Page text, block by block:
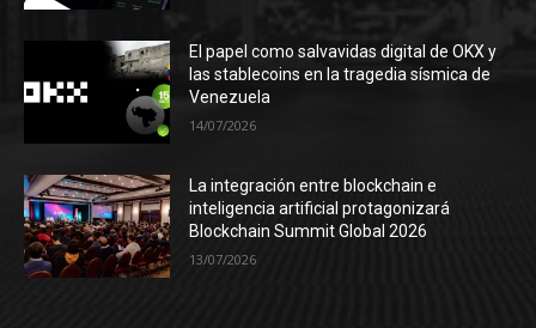
El papel como salvavidas digital de OKX y
las stablecoins en la tragedia sísmica de
Venezuela
14/07/2026
La integración entre blockchain e
inteligencia artificial protagonizará
Blockchain Summit Global 2026
13/07/2026